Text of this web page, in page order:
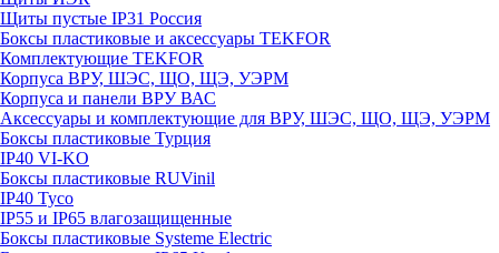
Щиты пустые IP31 Россия
Боксы пластиковые и аксессуары TEKFOR
Комплектующие TEKFOR
Корпуса ВРУ, ШЭС, ЩО, ЩЭ, УЭРМ
Корпуса и панели ВРУ ВАС
Аксессуары и комплектующие для ВРУ, ШЭС, ЩО, ЩЭ, УЭРМ
Боксы пластиковые Турция
IP40 VI-KO
Боксы пластиковые RUVinil
IP40 Тусо
IP55 и IP65 влагозащищенные
Боксы пластиковые Systeme Electric